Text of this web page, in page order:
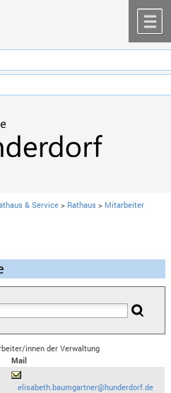
& Service> Rathaus > Mitarbeiter
innen der Verwaltung
Mail
elisabeth.baumgartner@hunderdorf.de